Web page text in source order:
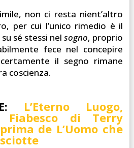
non ci resta nient’altro
per cui l’unico rimedio è il
sé stessi nelsogno, proprio
fece nel concepire
il segno rimane
coscienza.
L’Eterno Luogo,
Fiabesco di Terry
de L’Uomo che